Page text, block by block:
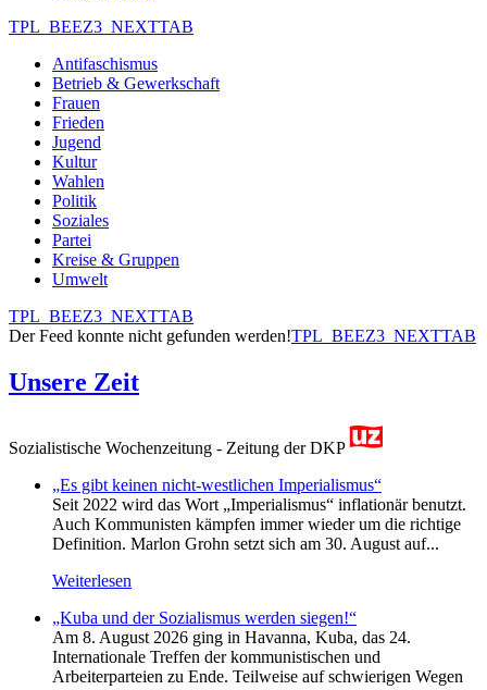
TPL_BEEZ3_NEXTTAB
Antifaschismus
Betrieb & Gewerkschaft
Frauen
Frieden
Jugend
Kultur
Wahlen
Politik
Soziales
Partei
Kreise & Gruppen
Umwelt
TPL_BEEZ3_NEXTTAB
Der Feed konnte nicht gefunden werden!TPL_BEEZ3_NEXTTAB
Unsere Zeit
Sozialistische Wochenzeitung - Zeitung der DKP
„Es gibt keinen nicht-westlichen Imperialismus“
Seit 2022 wird das Wort „Imperialismus“ inflationär benutzt.
Auch Kommunisten kämpfen immer wieder um die richtige
Definition. Marlon Grohn setzt sich am 30. August auf...
Weiterlesen
„Kuba und der Sozialismus werden siegen!“
Am 8. August 2026 ging in Havanna, Kuba, das 24.
Internationale Treffen der kommunistischen und
Arbeiterparteien zu Ende. Teilweise auf schwierigen Wegen